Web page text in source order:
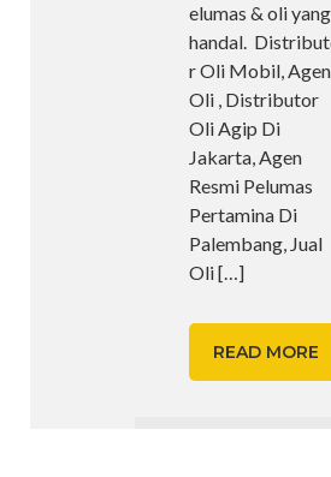
elumas & oli yang
handal.
r Oli Mobil, Agen
Oli , Distributor
Oli Agip Di
Jakarta, Agen
Resmi Pelumas
Pertamina Di
Palembang, Jual
Oli[…]
READ MORE